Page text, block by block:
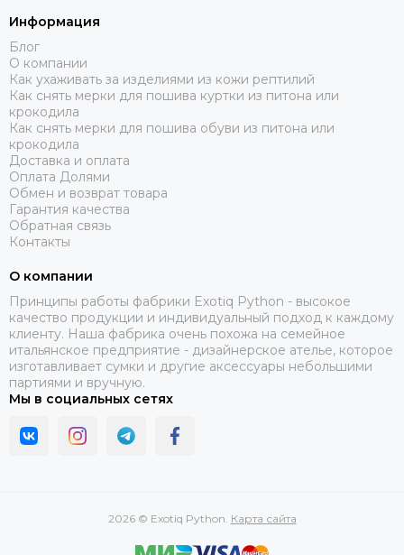
Информация
Блог
О компании
Как ухаживать за изделиями из кожи рептилий
Как снять мерки для пошива куртки из питона или
крокодила
Как снять мерки для пошива обуви из питона или
крокодила
Доставка и оплата
Оплата Долями
Обмен и возврат товара
Гарантия качества
Обратная связь
Контакты
О компании
Принципы работы фабрики Exotiq Python - высокое
качество продукции и индивидуальный подход к каждому
клиенту. Наша фабрика очень похожа на семейное
итальянское предприятие - дизайнерское ателье, которое
изготавливает сумки и другие аксессуары небольшими
партиями и вручную.
Мы в социальных сетях
2026 © Exotiq Python. Карта сайта